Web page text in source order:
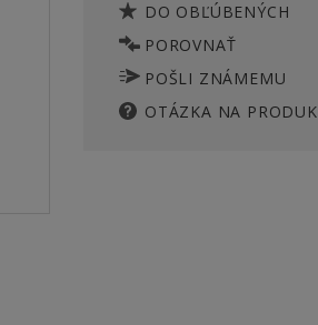
DO OBĽÚBENÝCH
POROVNAŤ
POŠLI ZNÁMEMU
OTÁZKA NA